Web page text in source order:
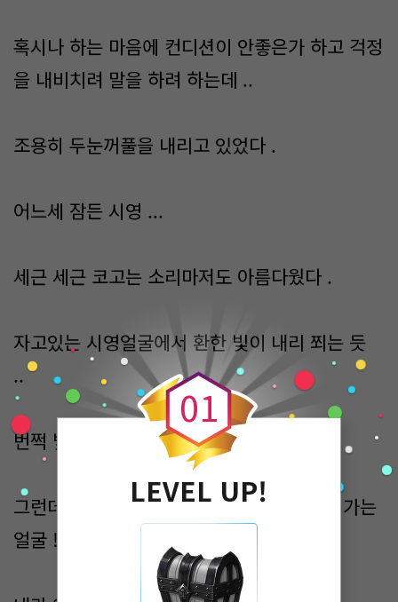
혹시나 하는 마음에 컨디션이 안좋은가 하고 걱정
을 내비치려 말을 하려 하는데 ..
조용히 두눈꺼풀을 내리고 있었다 .
어느세 잠든 시영 ...
세근 세근 코고는 소리마저도 아름다웠다 .
자고있는 시영얼굴에서 환한 빛이 내리 쬐는 듯
..
번쩍 빛나는게 보일 정도이니 말이다 .
그런데 그와는 상반되게 .. 더욱 창백해져만 가는
얼굴 !
0
0
1
LEVEL UP!